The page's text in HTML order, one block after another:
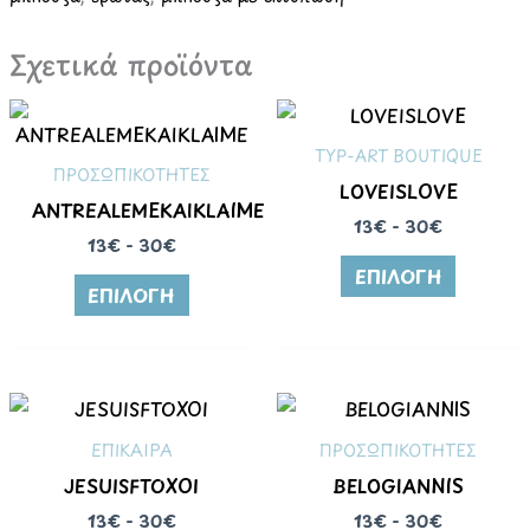
Σχετικά προϊόντα
ΠΡΟΣΩΠΙΚΟΤΗΤΕΣ
ANTREALEMEKAIKLAIME
13€ - 30€
ΕΠΙΛΟΓΉ
TYP-ART BOUTIQUE
LOVEISLOVE
13€ - 30€
ΕΠΙΛΟΓΉ
ΕΠΙΚΑΙΡΑ
JESUISFTOXOI
13€ - 30€
ΠΡΟΣΩΠΙΚΟΤΗΤΕΣ
BELOGIANNIS
13€ - 30€